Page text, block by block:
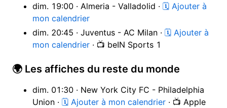
dim. 19:00 · Almeria - Valladolid · 🗓 Ajouter à
mon calendrier
dim. 20:45 · Juventus - AC Milan · 🗓 Ajouter à
mon calendrier · 📺 beIN Sports 1
🌍 Les affiches du reste du monde
dim. 01:30 · New York City FC - Philadelphia
Union · 🗓 Ajouter à mon calendrier · 📺 Apple